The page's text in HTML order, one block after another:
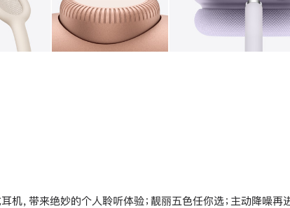
2 图库 图像 3 图库
机，带来绝妙的个人聆听体验；靓丽五色任你选；主动降噪